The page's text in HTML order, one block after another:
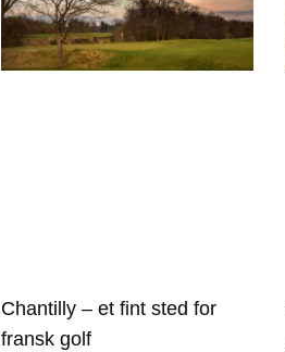
Chantilly – et fint sted for
fransk golf